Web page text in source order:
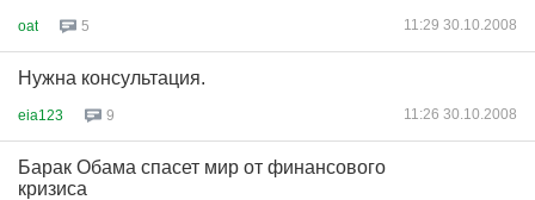
oat 5 11:29 30.10.2008
Нужна консультация.
eia123 9 11:26 30.10.2008
Барак Обама спасет мир от финансового
кризиса